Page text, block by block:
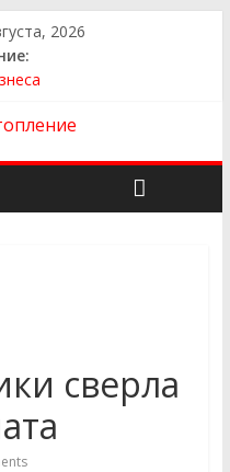
2026
для дома в
дом для жизни за городом
сверла